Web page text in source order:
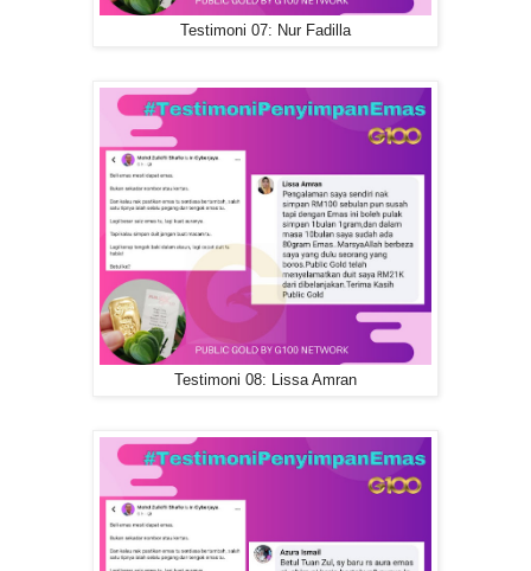
Testimoni 07: Nur Fadilla
Testimoni 08: Lissa Amran